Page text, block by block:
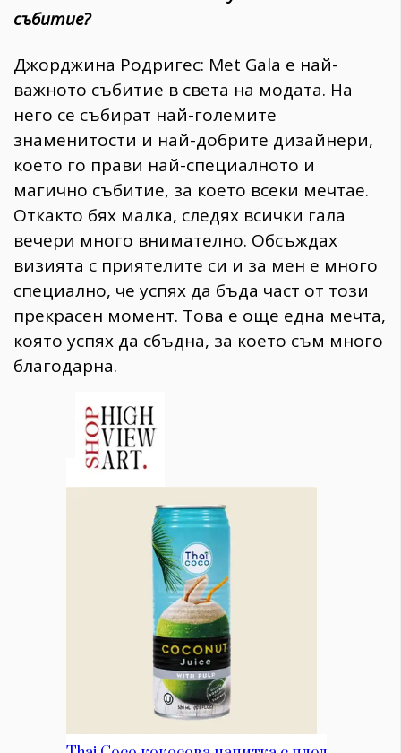
събитие?
Джорджина Родригес: Met Gala е най-
важното събитие в света на модата. На
него се събират най-големите
знаменитости и най-добрите дизайнери,
което го прави най-специалното и
магично събитие, за което всеки мечтае.
Откакто бях малка, следях всички гала
вечери много внимателно. Обсъждах
визията с приятелите си и за мен е много
специално, че успях да бъда част от този
прекрасен момент. Това е още една мечта,
която успях да сбъдна, за което съм много
благодарна.